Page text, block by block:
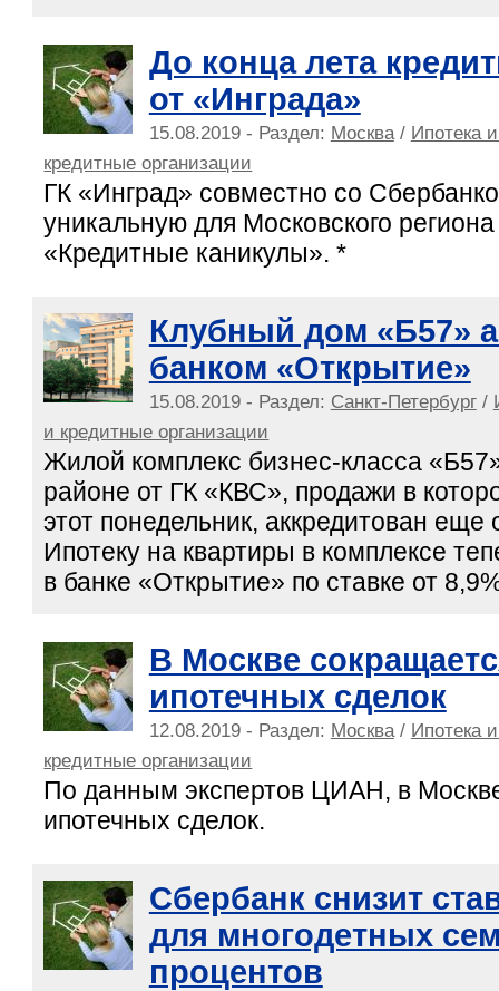
До конца лета
от «Инграда»
15.08.2019 - Раздел: Москва/ Ипотека
кредитные организации
ГК «Инград» совместно со
уникальную для Московского
«Кредитные каникулы». *
Клубный дом «Б57»
банком «Открытие»
15.08.2019 - Раздел: Санкт-Петербург/
и кредитные организации
Жилой комплекс бизнес-класса
районе от ГК «КВС», продажи в
этот понедельник, аккредитован
Ипотеку на квартиры в комплексе
в банке «Открытие» по ставке от
В Москве
ипотечных сделок
12.08.2019 - Раздел: Москва/ Ипотека
кредитные организации
По данным экспертов ЦИАН, в
ипотечных сделок.
Сбербанк снизит
для многодетных
процентов